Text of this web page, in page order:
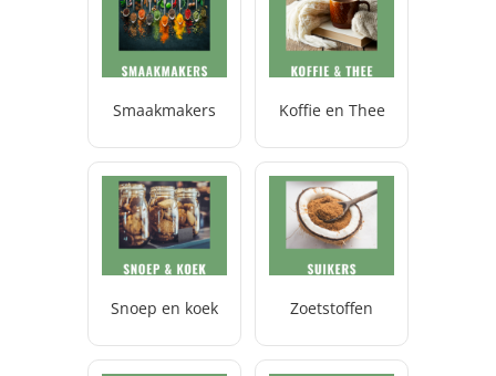
Smaakmakers Koffie en Thee
Snoep en koek Zoetstoffen